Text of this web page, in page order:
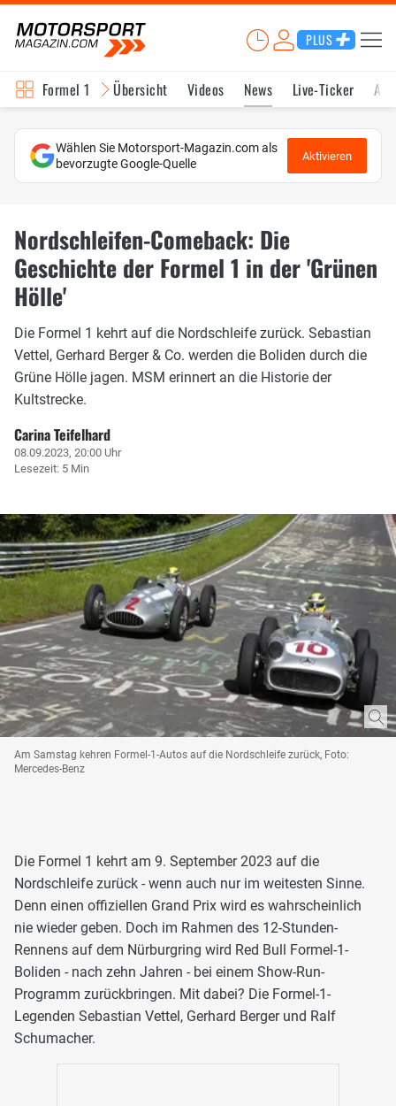
PLUS
Formel 1 Übersicht Videos News Live-Ticker
Wählen Sie Motorsport-Magazin.com als
bevorzugte Google-Quelle
Aktivieren
Nordschleifen-Comeback: Die
Geschichte der Formel 1 in der 'Grünen
Hölle'
Die Formel 1 kehrt auf die Nordschleife zurück. Sebastian
Vettel, Gerhard Berger & Co. werden die Boliden durch die
Grüne Hölle jagen. MSM erinnert an die Historie der
Kultstrecke.
Carina Teifelhard
08.09.2023, 20:00 Uhr
Lesezeit: 5 Min
Am Samstag kehren Formel-1-Autos auf die Nordschleife zurück, Foto:
Mercedes-Benz
Die Formel 1 kehrt am 9. September 2023 auf die
Nordschleife zurück - wenn auch nur im weitesten Sinne.
Denn einen offiziellen Grand Prix wird es wahrscheinlich
nie wieder geben. Doch im Rahmen des 12-Stunden-
Rennens auf dem Nürburgring wird Red Bull Formel-1-
Boliden - nach zehn Jahren - bei einem Show-Run-
Programm zurückbringen. Mit dabei? Die Formel-1-
Legenden Sebastian Vettel, Gerhard Berger und Ralf
Schumacher.